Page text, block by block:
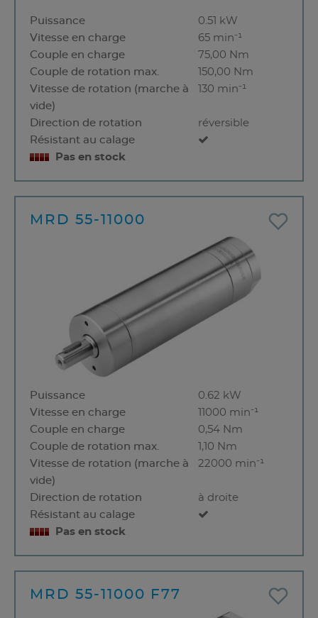
Puissance
0.51 kW
Vitesse en charge
65 min⁻¹
Couple en charge
75,00 Nm
Couple de rotation max.
150,00 Nm
Vitesse de rotation (marche à
vide)
130 min⁻¹
Direction de rotation
réversible
Résistant au calage
Pas en stock
MRD 55-11000
Puissance
0.62 kW
Vitesse en charge
11000 min⁻¹
Couple en charge
0,54 Nm
Couple de rotation max.
1,10 Nm
Vitesse de rotation (marche à
vide)
22000 min⁻¹
Direction de rotation
à droite
Résistant au calage
Pas en stock
MRD 55-11000 F77